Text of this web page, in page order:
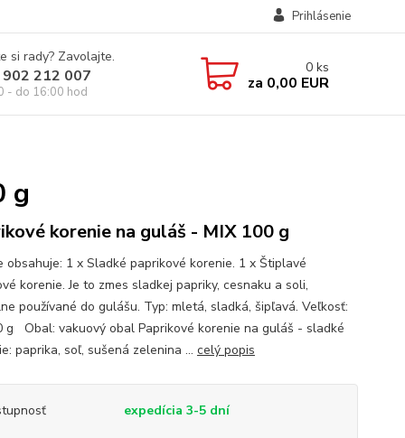
Prihlásenie
si rady? Zavolajte.
212 007
- do 16:00 hod
0 ks
za 0,00 EUR
g
korenie na guláš - MIX 100 g
obsahuje: 1 x Sladké paprikové korenie. 1 x Štiplavé
korenie. Je to zmes sladkej papriky, cesnaku a soli,
používané do gulášu. Typ: mletá, sladká, šipľavá. Veľkosť:
g Obal: vakuový obal Paprikové korenie na guláš - sladké
paprika, soľ, sušená zelenina ... celý popis
expedícia 3-5 dní